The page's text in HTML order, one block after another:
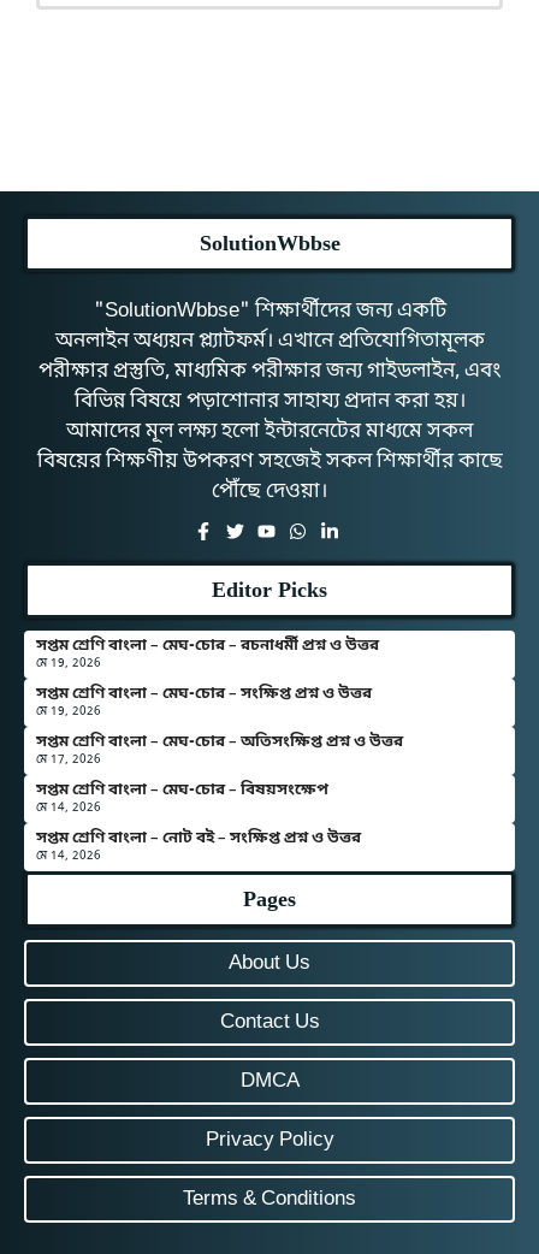
SolutionWbbse
"SolutionWbbse" শিক্ষার্থীদের জন্য একটি
অনলাইন অধ্যয়ন প্ল্যাটফর্ম। এখানে প্রতিযোগিতামূলক
পরীক্ষার প্রস্তুতি, মাধ্যমিক পরীক্ষার জন্য গাইডলাইন, এবং
বিভিন্ন বিষয়ে পড়াশোনার সাহায্য প্রদান করা হয়।
আমাদের মূল লক্ষ্য হলো ইন্টারনেটের মাধ্যমে সকল
বিষয়ের শিক্ষণীয় উপকরণ সহজেই সকল শিক্ষার্থীর কাছে
পৌঁছে দেওয়া।
Editor Picks
সপ্তম শ্রেণি বাংলা – মেঘ-চোর – রচনাধর্মী প্রশ্ন ও উত্তর
মে 19, 2026
সপ্তম শ্রেণি বাংলা – মেঘ-চোর – সংক্ষিপ্ত প্রশ্ন ও উত্তর
মে 19, 2026
সপ্তম শ্রেণি বাংলা – মেঘ-চোর – অতিসংক্ষিপ্ত প্রশ্ন ও উত্তর
মে 17, 2026
সপ্তম শ্রেণি বাংলা – মেঘ-চোর – বিষয়সংক্ষেপ
মে 14, 2026
সপ্তম শ্রেণি বাংলা – নোট বই – সংক্ষিপ্ত প্রশ্ন ও উত্তর
মে 14, 2026
Pages
About Us
Contact Us
DMCA
Privacy Policy
Terms & Conditions